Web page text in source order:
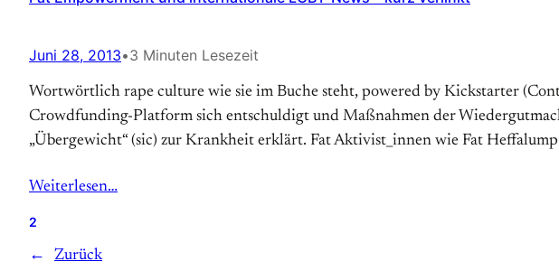
Juni 28, 2013•3 Minuten Lesezeit
Wortwörtlich rape culture wie sie im Buche steht, powered by Kickstarter
Crowdfunding-Platform sich entschuldigt und Maßnahmen der
„Übergewicht“ (sic) zur Krankheit erklärt. Fat Aktivist_innen wie Fat
Weiterlesen…
2
← Zurück